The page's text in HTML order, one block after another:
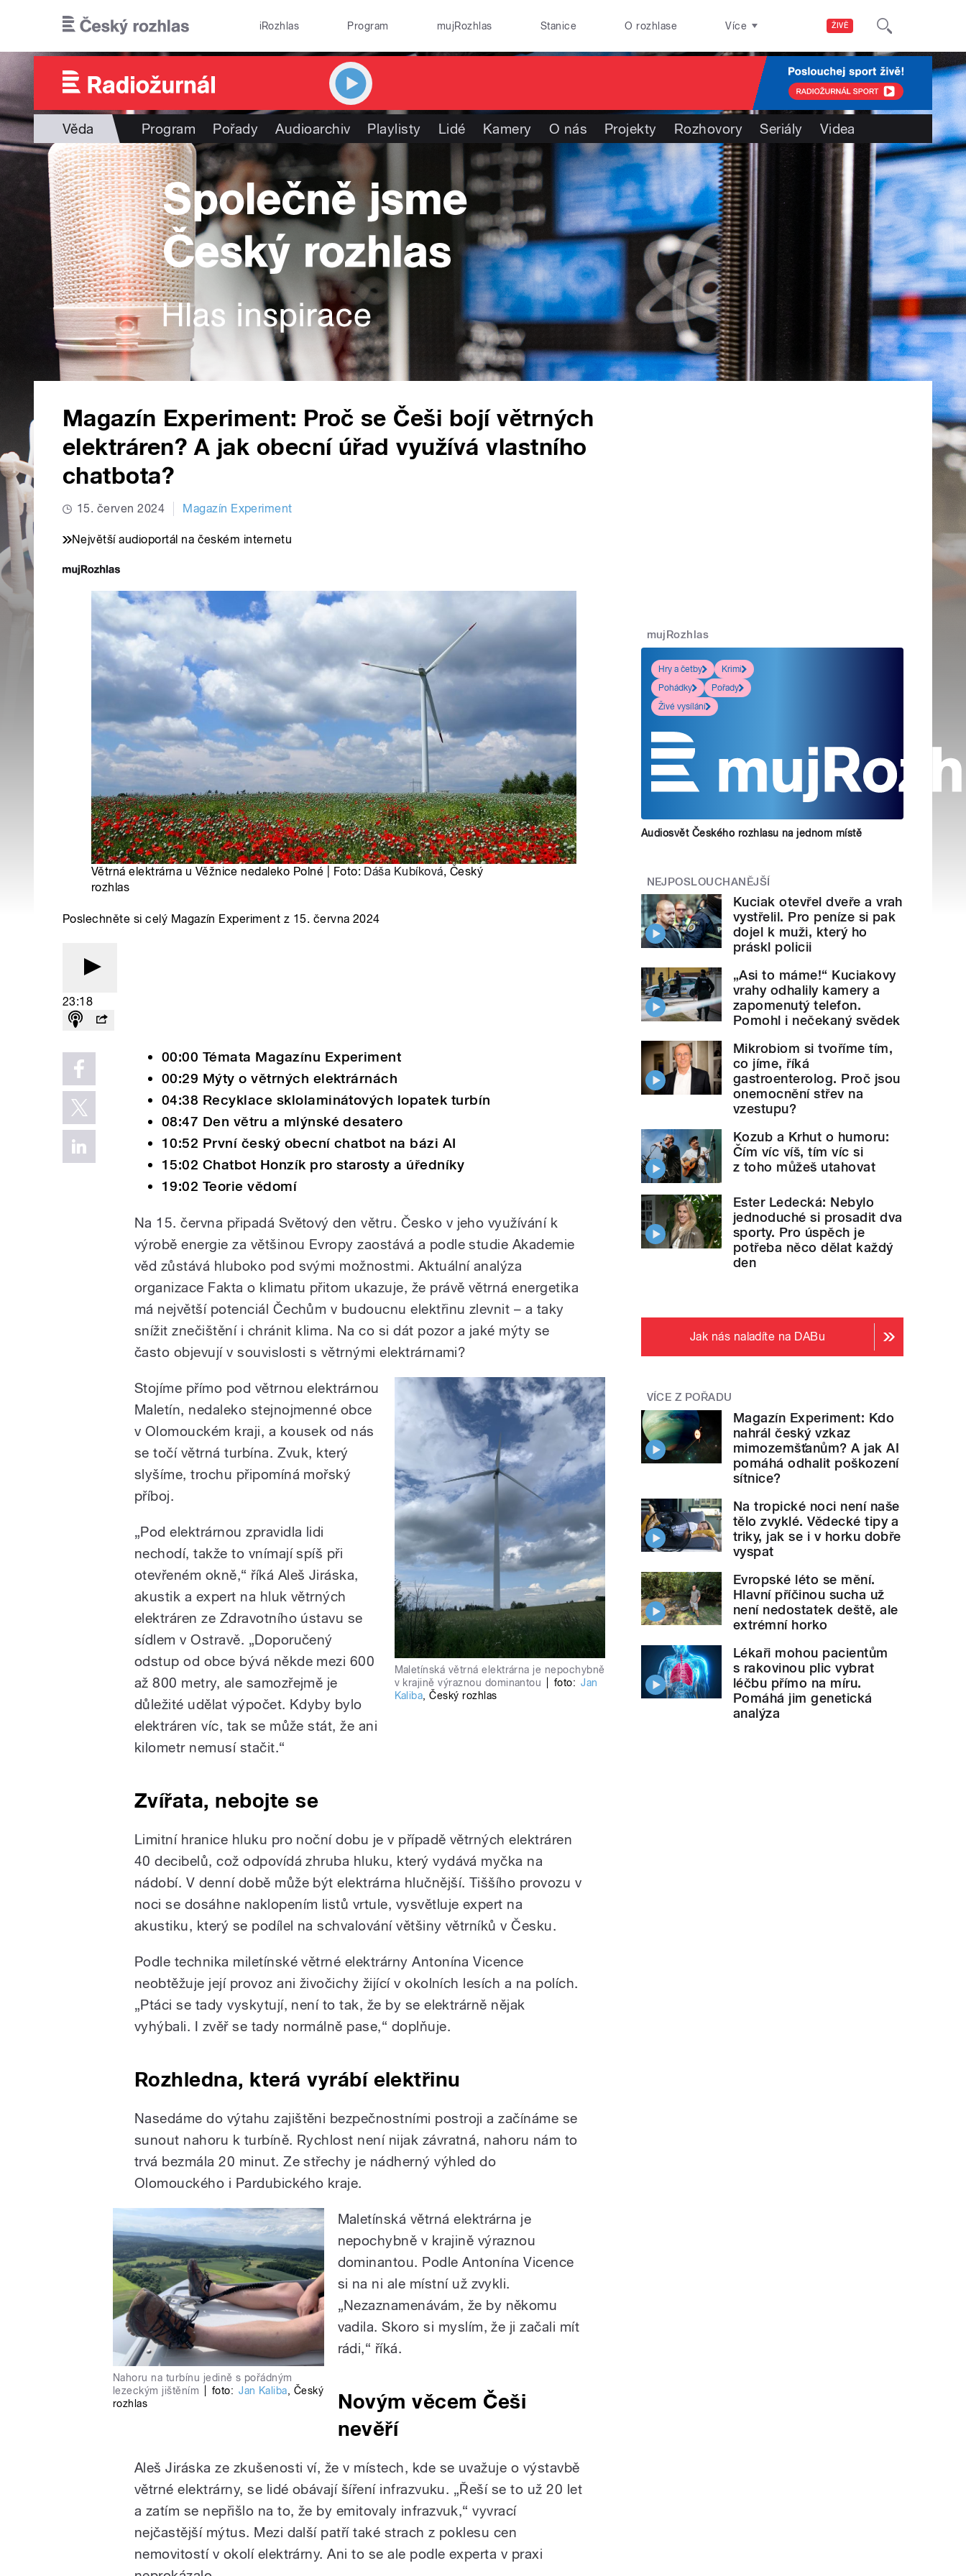
ŽIVĚ
iRozhlas Program mujRozhlas Stanice O rozhlase Více
Věda Program Pořady Audioarchiv Playlisty Lidé Kamery O nás Projekty Rozhovory Seriály Videa
Magazín Experiment: Proč se Češi bojí větrných
elektráren? A jak obecní úřad využívá vlastního
chatbota?
15. červen 2024 Magazín Experiment
Největší audioportál na českém internetu
Větrná elektrárna u Věžnice nedaleko Polné | Foto: Dáša Kubíková, Český
rozhlas
Poslechněte si celý Magazín Experiment z 15. června 2024
23:18
00:00 Témata Magazínu Experiment
00:29 Mýty o větrných elektrárnách
04:38 Recyklace sklolaminátových lopatek turbín
08:47 Den větru a mlýnské desatero
10:52 První český obecní chatbot na bázi AI
15:02 Chatbot Honzík pro starosty a úředníky
19:02 Teorie vědomí
Na 15. června připadá Světový den větru. Česko v jeho využívání k
výrobě energie za většinou Evropy zaostává a podle studie Akademie
věd zůstává hluboko pod svými možnostmi. Aktuální analýza
organizace Fakta o klimatu přitom ukazuje, že právě větrná energetika
má největší potenciál Čechům v budoucnu elektřinu zlevnit – a taky
snížit znečištění i chránit klima. Na co si dát pozor a jaké mýty se
často objevují v souvislosti s větrnými elektrárnami?
Maletínská větrná elektrárna je nepochybně
v krajině výraznou dominantou
foto: Jan
Kaliba,Český rozhlas
Stojíme přímo pod větrnou elektrárnou
Maletín, nedaleko stejnojmenné obce
v Olomouckém kraji, a kousek od nás
se točí větrná turbína. Zvuk, který
slyšíme, trochu připomíná mořský
příboj.
„Pod elektrárnou zpravidla lidi
nechodí, takže to vnímají spíš při
otevřeném okně,“ říká Aleš Jiráska,
akustik a expert na hluk větrných
elektráren ze Zdravotního ústavu se
sídlem v Ostravě. „Doporučený
odstup od obce bývá někde mezi 600
až 800 metry, ale samozřejmě je
důležité udělat výpočet. Kdyby bylo
elektráren víc, tak se může stát, že ani
kilometr nemusí stačit.“
Zvířata, nebojte se
Limitní hranice hluku pro noční dobu je v případě větrných elektráren
40 decibelů, což odpovídá zhruba hluku, který vydává myčka na
nádobí. V denní době může být elektrárna hlučnější. Tiššího provozu v
noci se dosáhne naklopením listů vrtule, vysvětluje expert na
akustiku, který se podílel na schvalování většiny větrníků v Česku.
Podle technika miletínské větrné elektrárny Antonína Vicence
neobtěžuje její provoz ani živočichy žijící v okolních lesích a na polích.
„Ptáci se tady vyskytují, není to tak, že by se elektrárně nějak
vyhýbali. I zvěř se tady normálně pase,“ doplňuje.
Rozhledna, která vyrábí elektřinu
Nasedáme do výtahu zajištěni bezpečnostními postroji a začínáme se
sunout nahoru k turbíně. Rychlost není nijak závratná, nahoru nám to
trvá bezmála 20 minut. Ze střechy je nádherný výhled do
Olomouckého i Pardubického kraje.
Nahoru na turbínu jedině s pořádným
lezeckým jištěním
foto: Jan Kaliba, Český
rozhlas
Maletínská větrná elektrárna je
nepochybně v krajině výraznou
dominantou. Podle Antonína Vicence
si na ni ale místní už zvykli.
„Nezaznamenávám, že by někomu
vadila. Skoro si myslím, že ji začali mít
rádi,“ říká.
Novým věcem Češi
nevěří
Aleš Jiráska ze zkušenosti ví, že v místech, kde se uvažuje o výstavbě
větrné elektrárny, se lidé obávají šíření infrazvuku. „Řeší se to už 20 let
a zatím se nepřišlo na to, že by emitovaly infrazvuk,“ vyvrací
nejčastější mýtus. Mezi další patří také strach z poklesu cen
nemovitostí v okolí elektrárny. Ani to se ale podle experta v praxi
mujRozhlas
Hry a četby
Krimi
Pohádky
Pořady
Živé vysílání
Audiosvět Českého rozhlasu na jednom místě
NEJPOSLOUCHANĚJŠÍ
Kuciak otevřel dveře a vrah
vystřelil. Pro peníze si pak
dojel k muži, který ho
práskl policii
„Asi to máme!“ Kuciakovy
vrahy odhalily kamery a
zapomenutý telefon.
Pomohl i nečekaný svědek
Mikrobiom si tvoříme tím,
co jíme, říká
gastroenterolog. Proč jsou
onemocnění střev na
vzestupu?
Kozub a Krhut o humoru:
Čím víc víš, tím víc si
z toho můžeš utahovat
Ester Ledecká: Nebylo
jednoduché si prosadit dva
sporty. Pro úspěch je
potřeba něco dělat každý
den
Jak nás naladíte na DABu
VÍCE Z POŘADU
Magazín Experiment: Kdo
nahrál český vzkaz
mimozemšťanům? A jak AI
pomáhá odhalit poškození
sítnice?
Na tropické noci není naše
tělo zvyklé. Vědecké tipy a
triky, jak se i v horku dobře
vyspat
Evropské léto se mění.
Hlavní příčinou sucha už
není nedostatek deště, ale
extrémní horko
Lékaři mohou pacientům
s rakovinou plic vybrat
léčbu přímo na míru.
Pomáhá jim genetická
analýza